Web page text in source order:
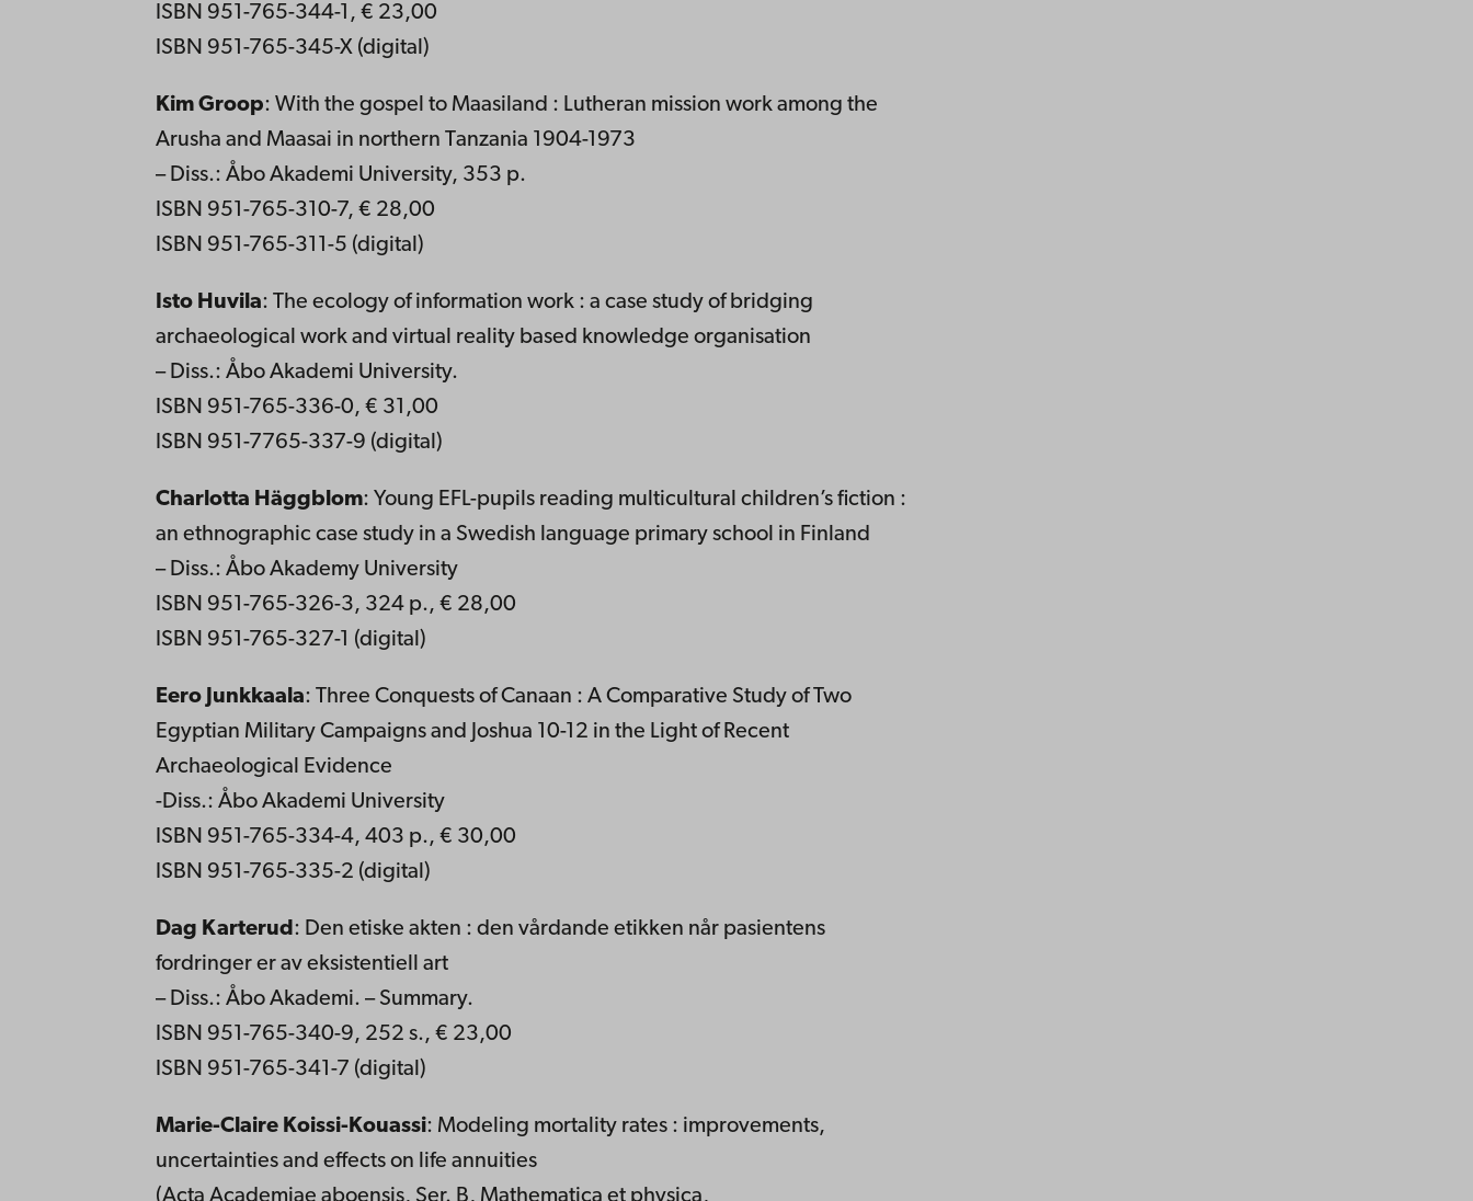
ISBN 951-765-344-1, € 23,00
ISBN 951-765-345-X (digital)
Kim Groop: With the gospel to Maasiland : Lutheran mission work among the
Arusha and Maasai in northern Tanzania 1904-1973
– Diss.: Åbo Akademi University, 353 p.
ISBN 951-765-310-7, € 28,00
ISBN 951-765-311-5 (digital)
Isto Huvila: The ecology of information work : a case study of bridging
archaeological work and virtual reality based knowledge organisation
– Diss.: Åbo Akademi University.
ISBN 951-765-336-0, € 31,00
ISBN 951-7765-337-9 (digital)
Charlotta Häggblom: Young EFL-pupils reading multicultural children’s fiction :
an ethnographic case study in a Swedish language primary school in Finland
– Diss.: Åbo Akademy University
ISBN 951-765-326-3, 324 p., € 28,00
ISBN 951-765-327-1 (digital)
Eero Junkkaala: Three Conquests of Canaan : A Comparative Study of Two
Egyptian Military Campaigns and Joshua 10-12 in the Light of Recent
Archaeological Evidence
-Diss.: Åbo Akademi University
ISBN 951-765-334-4, 403 p., € 30,00
ISBN 951-765-335-2 (digital)
Dag Karterud : Den etiske akten : den vårdande etikken når pasientens
fordringer er av eksistentiell art
– Diss.: Åbo Akademi. – Summary.
ISBN 951-765-340-9, 252 s., € 23,00
ISBN 951-765-341-7 (digital)
Marie-Claire Koissi-Kouassi: Modeling mortality rates : improvements,
uncertainties and effects on life annuities
(Acta Academiae aboensis, Ser. B, Mathematica et physica,